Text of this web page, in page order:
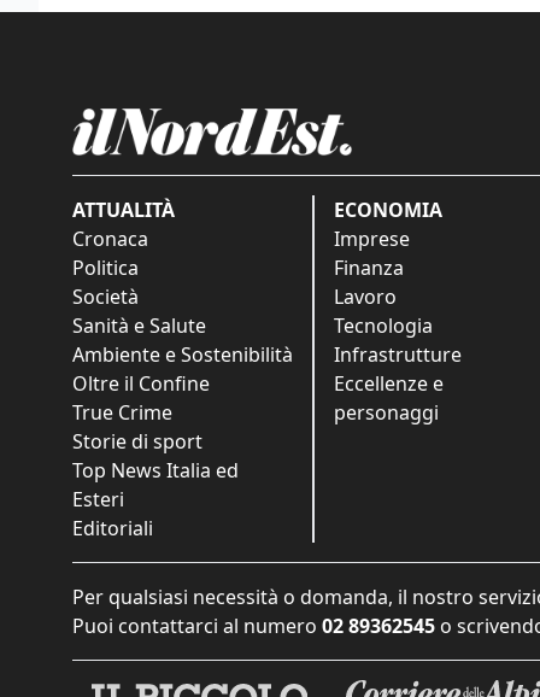
ATTUALITÀ
Cronaca
Politica
Società
Sanità e Salute
Ambiente e Sostenibilità
Oltre il Confine
True Crime
Storie di sport
Top News Italia ed
Esteri
Editoriali
ECONOMIA
Imprese
Finanza
Lavoro
Tecnologia
Infrastrutture
Eccellenze e
personaggi
Per qualsiasi necessità o domanda, il nostro
Puoi contattarci al numero 02 89362545 o